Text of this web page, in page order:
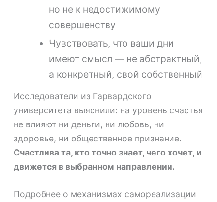
но не к недостижимому
совершенству
Чувствовать, что ваши дни
имеют смысл — не абстрактный,
а конкретный, свой собственный
Исследователи из Гарвардского
университета выяснили: на уровень счастья
не влияют ни деньги, ни любовь, ни
здоровье, ни общественное признание.
Счастлива та, кто точно знает, чего хочет, и
движется в выбранном направлении.
Подробнее о механизмах самореализации